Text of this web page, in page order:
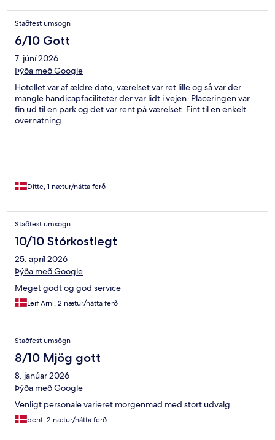
Staðfest umsögn
6/10 Gott
7. júní 2026
Þýða með Google
Hotellet var af ældre dato, værelset var ret lille og så var der
mangle handicapfaciliteter der var lidt i vejen. Placeringen var
fin ud til en park og det var rent på værelset. Fint til en enkelt
overnatning.
Ditte, 1 nætur/nátta ferð
Staðfest umsögn
10/10 Stórkostlegt
25. apríl 2026
Þýða með Google
Meget godt og god service
Leif Arni, 2 nætur/nátta ferð
Staðfest umsögn
8/10 Mjög gott
8. janúar 2026
Þýða með Google
Venligt personale varieret morgenmad med stort udvalg
bent, 2 nætur/nátta ferð